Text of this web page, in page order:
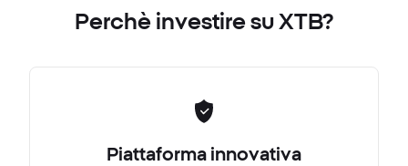
Perchè investire su XTB?
Piattaforma innovativa